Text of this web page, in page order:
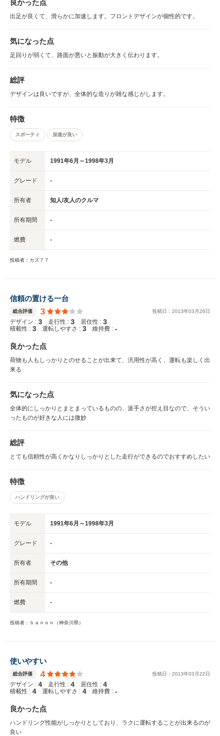
良かった点
出足が良くて、滑らかに加速します。フロントデザインが個性的です。
気になった点
足回りが弱くて、路面が悪いと振動が大きく伝わります。
総評
デザインは良いですが、全体的な造りが雑な感じがします。
特徴
スポーティ 加速が良い
モデル 1991年6月～1998年3月
グレード -
所有者 知人/友人のクルマ
所有期間 -
燃費 -
投稿者：カズ７７
信頼の置ける一台
総合評価 3 投稿日： 2013年03 月26日
デザイン : 3 走行性 : 3 居住性 : 3
積載性 : 3 運転しやすさ : 3 維持費 : -
良かった点
荷物も人もしっかりとのせることが出来て、汎用性が高く、運転も楽しく出
来る
気になった点
全体的にしっかりとまとまっているものの、派手さが控え目なので、そうい
ったものが好きな人には微妙
総評
とても信頼性が高くかなりしっかりとした走行ができるのでおすすめしたい
特徴
ハンドリングが良い
モデル 1991年6月～1998年3月
グレード -
所有者 その他
所有期間 -
燃費 -
投稿者：ｂａｎｏｎ（神奈川県）
使いやすい
総合評価 4 投稿日： 2013年03 月22日
デザイン : 4 走行性 : 4 居住性 : 4
積載性 : 4 運転しやすさ : 4 維持費 : -
良かった点
ハンドリング性能がしっかりとしており、ラクに運転することが出来るのが
良い